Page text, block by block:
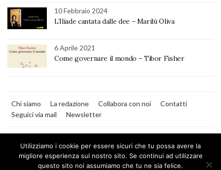
10 Febbraio 2024
L’Iliade cantata dalle dee – Marilù Oliva
6 Aprile 2021
Come governare il mondo – Tibor Fisher
Chi siamo La redazione Collabora con noi
Contatti
Seguici via mail
Newsletter
Utilizziamo i cookie per essere sicuri che tu possa avere la
migliore esperienza sul nostro sito. Se continui ad utilizzare
questo sito noi assumiamo che tu ne sia felice.